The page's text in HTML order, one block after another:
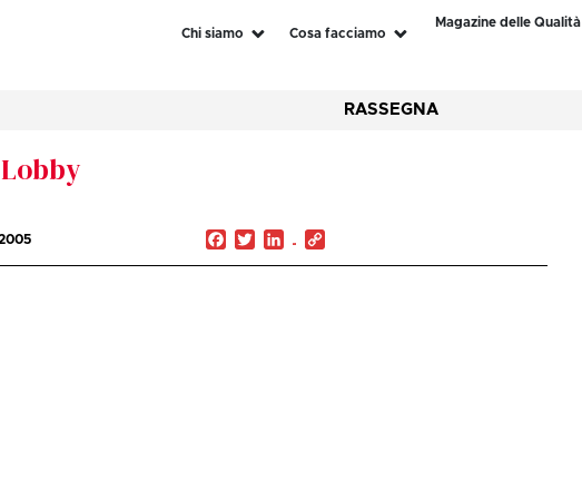
Chi siamo Cosa facciamo
Magazine delle Qualità
RASSEGNA
Facebook
TwitterLinkedIn